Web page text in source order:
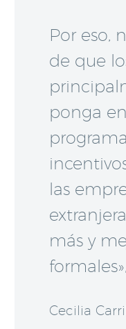
Por eso,
de que
ponga
las
más y
formales»,
Cecilia